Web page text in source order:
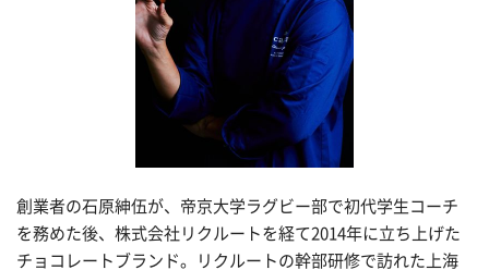
創業者の石原紳伍が、帝京大学ラグビー部で初代学生コーチ
を務めた後、株式会社リクルートを経て2014年に立ち上げた
チョコレートブランド。リクルートの幹部研修で訪れた上海